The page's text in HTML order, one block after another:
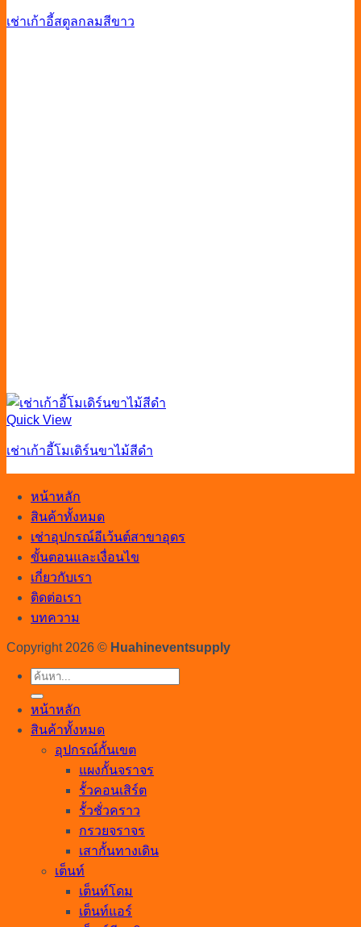
เช่าเก้าอี้สตูลกลมสีขาว
Quick View
เช่าเก้าอี้โมเดิร์นขาไม้สีดำ
หน้าหลัก
สินค้าทั้งหมด
เช่าอุปกรณ์อีเว้นต์สาขาอุดร
ขั้นตอนและเงื่อนไข
เกี่ยวกับเรา
ติดต่อเรา
บทความ
Copyright 2026 © Huahineventsupply
ค้นหา:
หน้าหลัก
สินค้าทั้งหมด
อุปกรณ์กั้นเขต
แผงกั้นจราจร
รั้วคอนเสิร์ต
รั้วชั่วคราว
กรวยจราจร
เสากั้นทางเดิน
เต็นท์
เต็นท์โดม
เต็นท์แอร์